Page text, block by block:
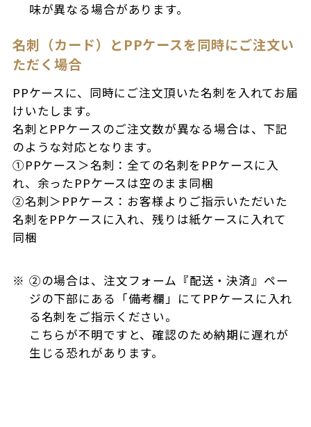
味が異なる場合があります。
名刺（カード）とPPケースを同時にご注文い
ただく場合
PPケースに、同時にご注文頂いた名刺を入れてお届
けいたします。
名刺とPPケースのご注文数が異なる場合は、下記
のような対応となります。
①PPケース＞名刺：全ての名刺をPPケースに入
れ、余ったPPケースは空のまま同梱
②名刺＞PPケース：お客様よりご指示いただいた
名刺をPPケースに入れ、残りは紙ケースに入れて
同梱
②の場合は、注文フォーム『配送・決済』ペー
ジの下部にある「備考欄」にてPPケースに入れ
る名刺をご指示ください。
こちらが不明ですと、確認のため納期に遅れが
生じる恐れがあります。